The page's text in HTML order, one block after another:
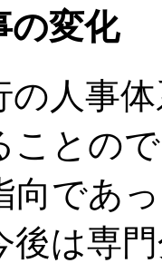
の変化
の人事
ことの
向であ
後は専